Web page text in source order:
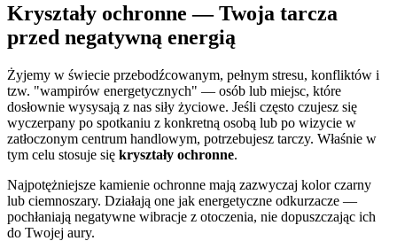
Kryształy ochronne — Twoja tarcza
przed negatywną energią
Żyjemy w świecie przebodźcowanym, pełnym stresu, konfliktów i
tzw. "wampirów energetycznych" — osób lub miejsc, które
dosłownie wysysają z nas siły życiowe. Jeśli często czujesz się
wyczerpany po spotkaniu z konkretną osobą lub po wizycie w
zatłoczonym centrum handlowym, potrzebujesz tarczy. Właśnie w
tym celu stosuje się kryształy ochronne.
Najpotężniejsze kamienie ochronne mają zazwyczaj kolor czarny
lub ciemnoszary. Działają one jak energetyczne odkurzacze —
pochłaniają negatywne wibracje z otoczenia, nie dopuszczając ich
do Twojej aury.